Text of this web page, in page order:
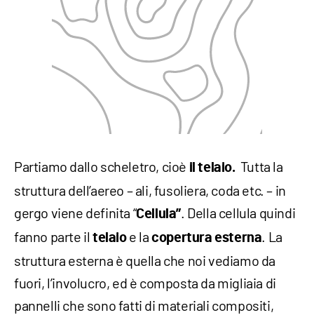
Partiamo dallo scheletro, cioè il telaio. Tutta la
struttura dell’aereo – ali, fusoliera, coda etc. – in
gergo viene definita “Cellula”. Della cellula quindi
fanno parte il telaioe lacopertura esterna. La
struttura esterna è quella che noi vediamo da
fuori, l’involucro, ed è composta da migliaia di
pannelli che sono fatti di materiali compositi,